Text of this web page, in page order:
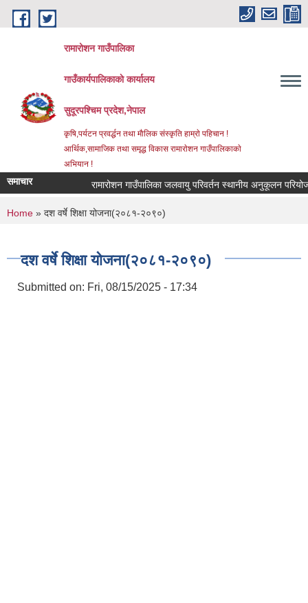
Skip to main content
रामारोशन गाउँपालिका
गाउँकार्यपालिकाकाे कार्यालय
सुदूरपश्चिम प्रदेश,नेपाल
कृषि,पर्यटन प्रवर्द्धन तथा माैलिक संस्कृति हाम्राे पहिचान !
आर्थिक,सामाजिक तथा समृद्ध विकास रामाराेशन गाउँपालिकाकाे
अभियान !
समाचार रामारोशन गाउँपालिका जलवायु परिवर्तन स्थानीय अनुकूलन
You are here
Home » दश वर्षे शिक्षा योजना(२०८१-२०९०)
दश वर्षे शिक्षा योजना(२०८१-२०९०)
Submitted on: Fri, 08/15/2025 - 17:34